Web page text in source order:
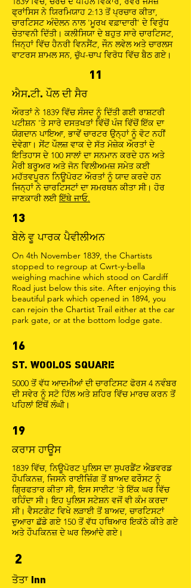
ਫ੍ਰਾਂਸਿਸ ਨੇ ਯਿਰਮਿਯਾਹ 2:13 ਤੋਂ ਪ੍ਰਚਾਰ ਕੀਤਾ,
ਚਾਰਟਿਸਟ ਅੰਦੋਲਨ ਨਾਲ 'ਮੂਰਖ ਵਫ਼ਾਦਾਰੀ' ਦੇ ਵਿਰੁੱਧ
ਚੇਤਾਵਨੀ ਦਿੱਤੀ। ਕਲੀਸਿਯਾ ਦੇ ਬਹੁਤ ਸਾਰੇ ਚਾਰਟਿਸਟ,
ਜਿਨ੍ਹਾਂ ਵਿੱਚ ਹੈਨਰੀ ਵਿਨਸੈਂਟ, ਜੌਨ ਲਵੇਲ ਅਤੇ ਚਾਰਲਸ
ਵਾਟਰਸ ਸ਼ਾਮਲ ਸਨ, ਚੁੱਪ-ਚਾਪ ਵਿਰੋਧ ਵਿੱਚ ਬੈਠ ਗਏ।
11
ਐਸ.ਟੀ. ਪੌਲ ਦੀ ਸੈਰ
ਔਰਤਾਂ ਨੇ 1839 ਵਿੱਚ ਸੰਸਦ ਨੂੰ ਦਿੱਤੀ ਗਈ ਰਾਸ਼ਟਰੀ
ਪਟੀਸ਼ਨ 'ਤੇ ਸਾਰੇ ਦਸਤਖਤਾਂ ਵਿੱਚੋਂ ਪੰਜ ਵਿੱਚੋਂ ਇੱਕ ਦਾ
ਯੋਗਦਾਨ ਪਾਇਆ, ਭਾਵੇਂ ਚਾਰਟਰ ਉਨ੍ਹਾਂ ਨੂੰ ਵੋਟ ਨਹੀਂ
ਦੇਵੇਗਾ। ਸੇਂਟ ਪੌਲਜ਼ ਵਾਕ ਦੇ ਸੱਤ ਮੋਜ਼ੇਕ ਔਰਤਾਂ ਦੇ
ਇਤਿਹਾਸ ਦੇ 100 ਸਾਲਾਂ ਦਾ ਸਨਮਾਨ ਕਰਦੇ ਹਨ ਅਤੇ
ਮੈਰੀ ਬਰੂਅਰ ਅਤੇ ਜੋਨ ਵਿਲੀਅਮਜ਼ ਸਮੇਤ ਕਈ
ਮਹੱਤਵਪੂਰਨ ਨਿਊਪੋਰਟ ਔਰਤਾਂ ਨੂੰ ਯਾਦ ਕਰਦੇ ਹਨ
ਜਿਨ੍ਹਾਂ ਨੇ ਚਾਰਟਿਸਟਾਂ ਦਾ ਸਮਰਥਨ ਕੀਤਾ ਸੀ। ਹੋਰ
ਜਾਣਕਾਰੀ ਲਈਇੱਥੇ ਜਾਓ.
13
ਬੇਲੇ ਵੂ ਪਾਰਕ ਪੈਵੀਲੀਅਨ
On 4th November 1839, the Chartists
stopped to regroup at Cwrt-y-bella
weighing machine which stood on Cardiff
Road just below this site. After enjoying this
beautiful park which opened in 1894, you
can rejoin the Chartist Trail either at the car
park gate, or at the bottom lodge gate.
16
ST. WOOLOS SQUARE
5000 ਤੋਂ ਵੱਧ ਆਦਮੀਆਂ ਦੀ ਚਾਰਟਿਸਟ ਫੋਰਸ 4 ਨਵੰਬਰ
ਦੀ ਸਵੇਰ ਨੂੰ ਸਟੋ ਹਿੱਲ ਅਤੇ ਸ਼ਹਿਰ ਵਿੱਚ ਮਾਰਚ ਕਰਨ ਤੋਂ
ਪਹਿਲਾਂ ਇੱਥੋਂ ਲੰਘੀ।
19
ਕਰਾਸ ਹਾਊਸ
1839 ਵਿੱਚ, ਨਿਊਪੋਰਟ ਪੁਲਿਸ ਦਾ ਸੁਪਰਡੈਂਟ ਐਡਵਰਡ
ਹੌਪਕਿਨਜ਼, ਜਿਸਨੇ ਰਾਈਜ਼ਿੰਗ ਤੋਂ ਬਾਅਦ ਫਰੌਸਟ ਨੂੰ
ਗ੍ਰਿਫਤਾਰ ਕੀਤਾ ਸੀ, ਇਸ ਸਾਈਟ 'ਤੇ ਇੱਕ ਘਰ ਵਿੱਚ
ਰਹਿੰਦਾ ਸੀ। ਇਹ ਪੁਲਿਸ ਸਟੇਸ਼ਨ ਵਜੋਂ ਵੀ ਕੰਮ ਕਰਦਾ
ਸੀ। ਵੈਸਟਗੇਟ ਵਿਖੇ ਲੜਾਈ ਤੋਂ ਬਾਅਦ, ਚਾਰਟਿਸਟਾਂ
ਦੁਆਰਾ ਛੱਡੇ ਗਏ 150 ਤੋਂ ਵੱਧ ਹਥਿਆਰ ਇਕੱਠੇ ਕੀਤੇ ਗਏ
ਅਤੇ ਹੌਪਕਿਨਜ਼ ਦੇ ਘਰ ਲਿਆਂਦੇ ਗਏ।
2
ਤੋਤਾ Inn